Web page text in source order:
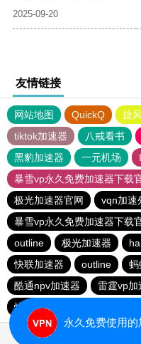
2025-09-20
友情链接
网站地图 QuickQ 旋
tiktok加速器
八戒看书
黑豹加速器
一元机场
暴雪vp永久免费加速器下载
极光加速器官网
vqn加速
暴雪vp永久免费加速器下载
outline
极光加速器
快联加速器
outline
蚂
酷通npv加速器
雷霆vp加
快连加速器app
永久免费使用的